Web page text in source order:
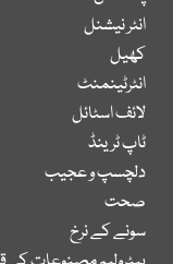
انٹر نیشنل
کھیل
انٹرٹینمنٹ
لائف اسٹائل
ٹاپ ٹرینڈ
دلچسپ و عجیب
صحت
سونے کے نرخ